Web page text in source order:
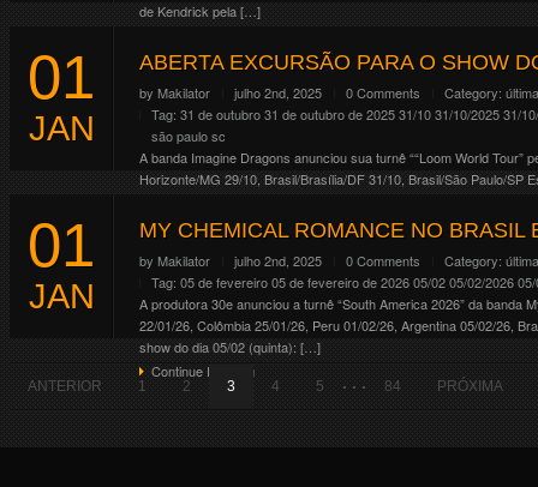
de Kendrick pela […]
01
JAN
ABERTA EXCURSÃO PARA O SHOW
by Makilator julho 2nd, 2025 0 Comments Category:
Tag: 31 de outubro31 de outubro de 202531/1031/10/202531/
são paulosc
A banda Imagine Dragons anunciou sua turnê ““Loom World
Horizonte/MG 29/10, Brasil/Brasília/DF 31/10, Brasil/São Paulo/
Continue Reading
01
JAN
MY CHEMICAL ROMANCE NO BRASIL
by Makilator julho 2nd, 2025 0 Comments Category:
Tag: 05 de fevereiro05 de fevereiro de 202605/0205/02/2026
A produtora 30e anunciou a turnê “South America 2026” da
22/01/26, Colômbia 25/01/26, Peru 01/02/26, Argentina 05/02/26,
show do dia 05/02 (quinta): […]
Continue Reading
ANTERIOR 1 2 3 4 5 . . . 84 PRÓXIMA